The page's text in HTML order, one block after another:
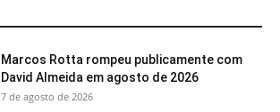
Marcos Rotta rompeu publicamente com
David Almeida em agosto de 2026
7 de agosto de 2026